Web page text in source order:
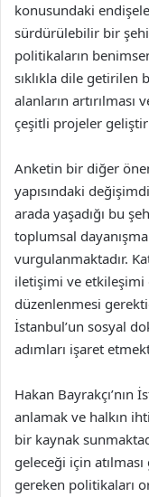
konusundaki
sürdürülebilir bir
politikaların
sıklıkla dile getirilen
alanların artırılması
çeşitli projeler
Anketin bir diğer
yapısındaki
arada yaşadığı bu
toplumsal
vurgulanmaktadır.
iletişimi ve
düzenlenmesi
İstanbul’un sosyal
adımları işaret
Hakan
anlamak ve halkın
bir kaynak
geleceği için
gereken politikaları